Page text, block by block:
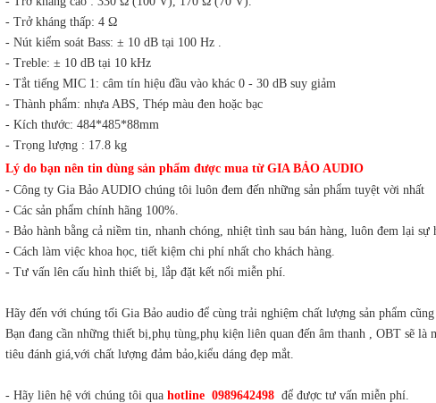
- Trở kháng thấp: 4 Ω
- Nút kiểm soát Bass: ± 10 dB tại 100 Hz .
- Treble: ± 10 dB tại 10 kHz
- Tắt tiếng MIC 1: câm tín hiệu đầu vào khác 0 - 30 dB suy giảm
- Thành phẩm: nhựa ABS, Thép màu đen hoặc bạc
- Kích thước: 484*485*88mm
- Trọng lượng : 17.8 kg
Lý do bạn nên tin dùng sản phẩm được mua từ GIA BẢO AUDIO
- Công ty Gia Bảo AUDIO chúng tôi luôn đem đến những sản phẩm tuyệt vời nhất
- Các sản phẩm chính hãng 100%.
- Bảo hành bằng cả niềm tin, nhanh chóng, nhiệt tình sau bán hàng, luôn đem lại sự
- Cách làm việc khoa học, tiết kiệm chi phí nhất cho khách hàng.
- Tư vấn lên cấu hình thiết bị, lắp đặt kết nối miễn phí.
Hãy đến với chúng tối Gia Bảo audio để cùng trải nghiệm chất lượng sản phẩm
Bạn đang cần những thiết bị,phụ tùng,phụ kiện liên quan đến âm thanh , OBT sẽ
tiêu đánh giá,với chất lượng đảm bảo,kiểu dáng đẹp mắt.
- Hãy liên hệ với chúng tôi qua hotline 0989642498 để được tư vấn miễn phí.